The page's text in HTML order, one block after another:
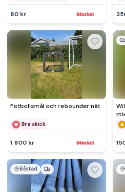
80 kr
Fotbollsmål och rebounder nät
Bra skick
1 800 kr
Båstad